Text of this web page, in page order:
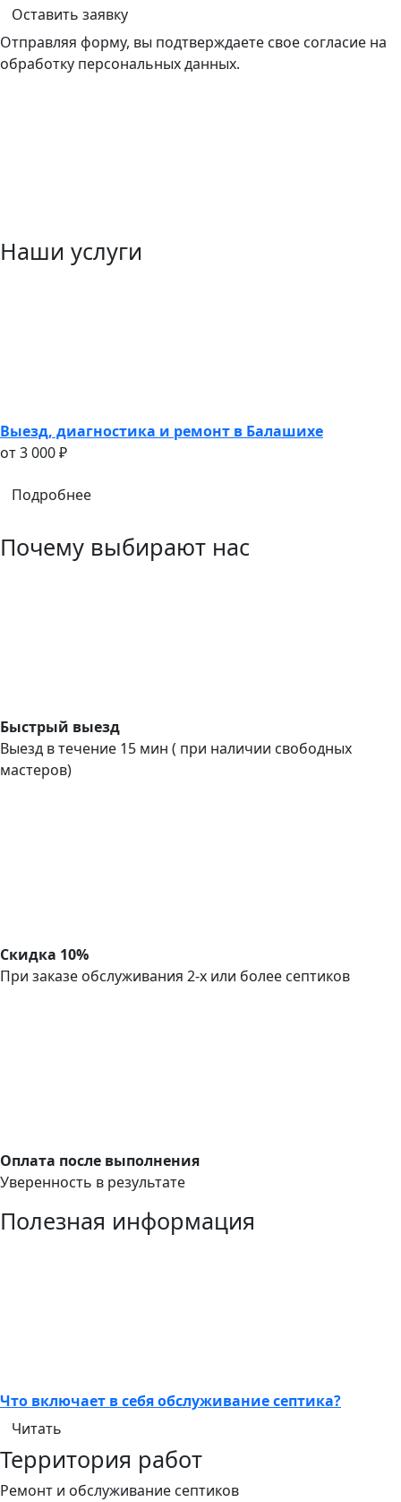
Оставить заявку
Отправляя форму, вы подтверждаете свое согласие на
обработку персональных данных.
Наши услуги
Выезд, диагностика и ремонт в Балашихе
oт 3 000 ₽
Подробнее
Почему выбирают нас
Быстрый выезд
Выезд в течение 15 мин ( при наличии свободных
мастеров)
Скидка 10%
При заказе обслуживания 2-х или более септиков
Оплата после выполнения
Уверенность в результате
Полезная информация
Что включает в себя обслуживание септика?
Читать
Территория работ
Ремонт и обслуживание септиков